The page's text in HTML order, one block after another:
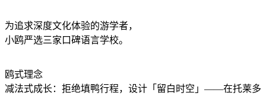
为追求深度文化体验的游学者，
小鸥严选三家口碑语言学校。
鸥式理念
减法式成长：拒绝填鸭行程，设计「留白时空」——在托莱多